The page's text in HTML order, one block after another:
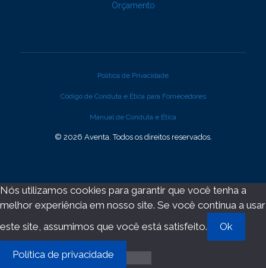
Orçamento
© 2026 Aventa. Todos os direitos reservados.
Política de Privacidade
Código de Conduta e Ética para Fornecedores
Manual de Conduta e Ética
Nós utilizamos cookies para garantir que você tenha a
melhor experiência em nosso site. Se você continua a usar
este site, assumimos que você está satisfeito.
Ok
Política de privacidade